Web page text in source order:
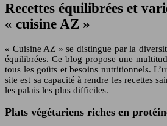
Recettes équilibrées et
« cuisine AZ »
« Cuisine AZ » se distingue par la
équilibrées. Ce blog propose une
tous les goûts et besoins nutritionnels.
site est sa capacité à rendre les recettes
les palais les plus difficiles.
Plats végétariens riches en